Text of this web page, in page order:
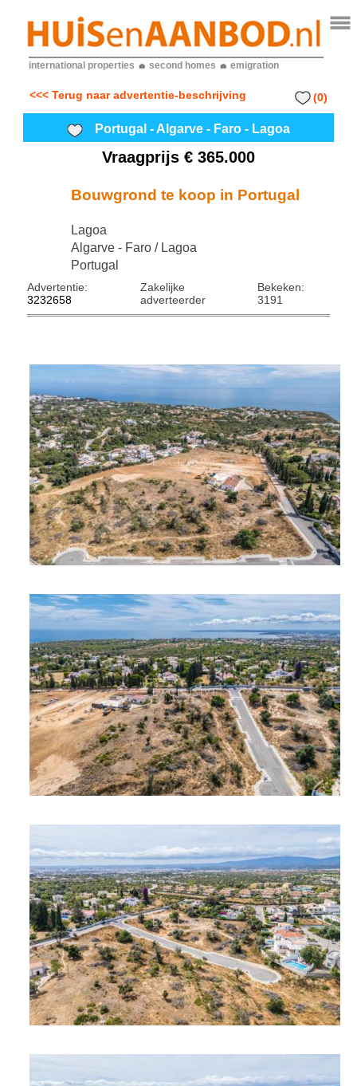
international properties second homes emigration
<<< Terug naar advertentie-beschrijving (0)
Portugal - Algarve - Faro - Lagoa
Vraagprijs € 365.000
Bouwgrond te koop in Portugal
Lagoa
Algarve - Faro / Lagoa
Portugal
Advertentie:
3232658
Zakelijke
adverteerder
Bekeken:
3191